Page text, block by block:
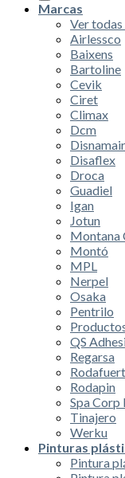
Marcas
Ver todas
Airlessco
Baixens
Bartoline
Cevik
Ciret
Climax
Dcm
Disnamair
Disaflex
Droca
Guadiel
Igan
Jotun
Montana
Montó
MPL
Nerpel
Osaka
Pentrilo
QS
Regarsa
Rodapin
Spa Corp
Tinajero
Werku
Pinturas
Pintura